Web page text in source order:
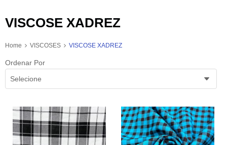
VISCOSE XADREZ
Home VISCOSES VISCOSE XADREZ
Ordenar Por
Selecione